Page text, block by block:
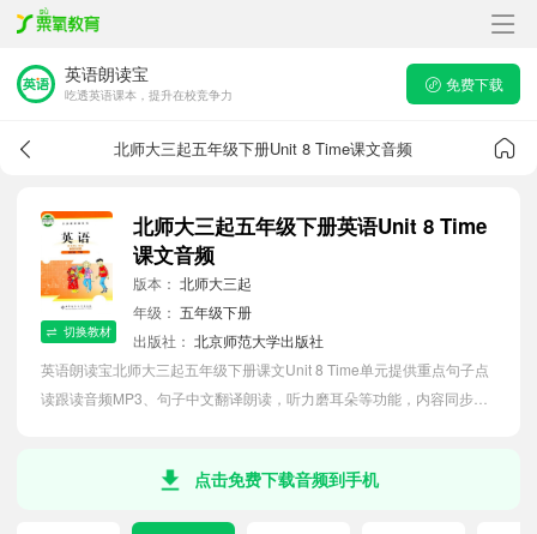
英语朗读宝
吃透英语课本，提升在校竞争力
免费下载
北师大三起五年级下册Unit 8 Time课文音频
切换教材
北师大三起五年级下册英语Unit 8 Time
课文音频
版本： 北师大三起
年级： 五年级下册
出版社： 北京师范大学出版社
英语朗读宝北师大三起五年级下册课文Unit 8 Time单元提供重点句子点
读跟读音频MP3、句子中文翻译朗读，听力磨耳朵等功能，内容同步
点击免费下载音频到手机